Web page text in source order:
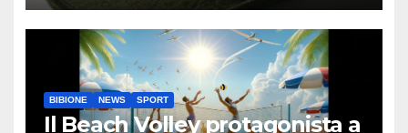
BIBIONE NEWS SPORT
Il Beach Volley protagonista a